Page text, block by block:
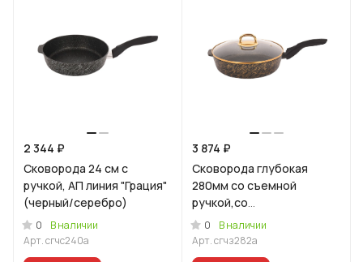
2 344 ₽
Сковорода 24 см с
ручкой, АП линия "Грация"
(черный/серебро)
0
В наличии
Арт.сгчс240а
3 874 ₽
Сковорода глубокая
280мм со съемной
ручкой,со
стекл.крышкой,АП линия
"Грация" (черный/золото)
0
В наличии
Арт.сгчз282а